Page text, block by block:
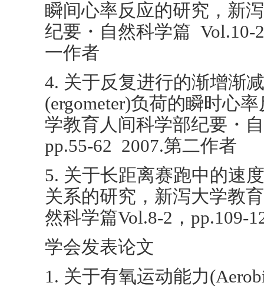
瞬间心率反应的研究，新
纪要・自然科学篇 Vol.10-
一作者
4. 关于反复进行的渐增渐
(ergometer)负荷的瞬时心
学教育人间科学部纪要・
pp.55-62 2007.第二作者
5. 关于长距离赛跑中的速
关系的研究，新泻大学教
然科学篇Vol.8-2，pp.109-
学会发表论文
1. 关于有氧运动能力